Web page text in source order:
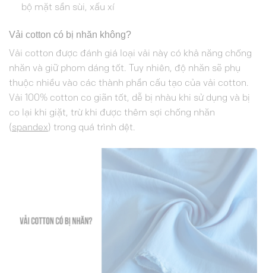
bộ mặt sần sùi, xấu xí
Vải cotton có bị nhăn không?
Vải cotton được đánh giá loại vải này có khả năng chống
nhăn và giữ phom dáng tốt. Tuy nhiên, độ nhăn sẽ phụ
thuộc nhiều vào các thành phần cấu tạo của vải cotton.
Vải 100% cotton co giãn tốt, dễ bị nhàu khi sử dụng và bị
co lại khi giặt, trừ khi được thêm sợi chống nhăn
(spandex) trong quá trình dệt.